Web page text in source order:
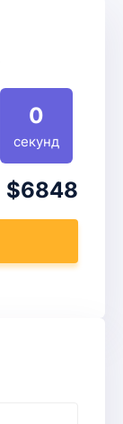
0
секунд
$6848